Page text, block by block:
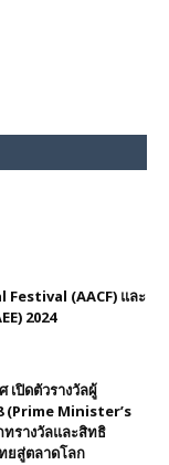
(AACF) และ
2024
เปิดตัวรางวัลผู้
(Prime Minister’s
รางวัลและสิทธิ
ยสู่ตลาดโลก